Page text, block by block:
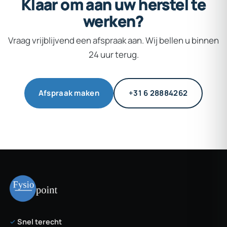
Klaaromaanuwherstelte
werken?
Vraag vrijblijvend een afspraak aan. Wij bellen u binnen
24 uur terug.
Afspraak maken +31 6 28884262
Snel terecht